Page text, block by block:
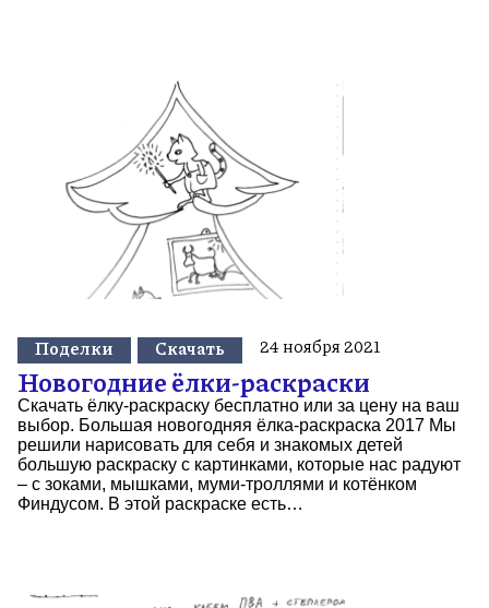
Поделки Скачать 24 ноября 2021
Новогодние ёлки-раскраски
Скачать ёлку-раскраску бесплатно или за цену на ваш
выбор. Большая новогодняя ёлка-раскраска 2017 Мы
решили нарисовать для себя и знакомых детей
большую раскраску с картинками, которые нас радуют
– с зоками, мышками, муми-троллями и котёнком
Финдусом. В этой раскраске есть…